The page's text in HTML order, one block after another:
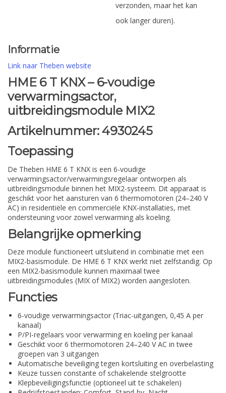
verzonden, maar het kan
ook langer duren).
Informatie
Link naar Theben website
HME 6 T KNX – 6-voudige
verwarmingsactor,
uitbreidingsmodule MIX2
Artikelnummer:4930245
Toepassing
De Theben HME 6 T KNX is een 6-voudige
verwarmingsactor/verwarmingsregelaar ontworpen als
uitbreidingsmodule binnen het MIX2-systeem. Dit apparaat is
geschikt voor het aansturen van 6 thermomotoren (24–240 V
AC) in residentiële en commerciële KNX-installaties, met
ondersteuning voor zowel verwarming als koeling.
Belangrijke opmerking
Deze module functioneert uitsluitend in combinatie met een
MIX2-basismodule. De HME 6 T KNX werkt niet zelfstandig. Op
een MIX2-basismodule kunnen maximaal twee
uitbreidingsmodules (MIX of MIX2) worden aangesloten.
Functies
6-voudige verwarmingsactor (Triac-uitgangen, 0,45 A per
kanaal)
P/PI-regelaars voor verwarming en koeling per kanaal
Geschikt voor 6 thermomotoren 24–240 V AC in twee
groepen van 3 uitgangen
Automatische beveiliging tegen kortsluiting en overbelasting
Keuze tussen constante of schakelende stelgrootte
Klepbeveiligingsfunctie (optioneel uit te schakelen)